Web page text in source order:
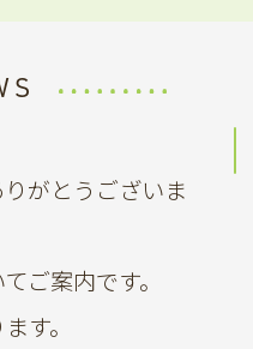
がとうございま
ご案内です。
す。